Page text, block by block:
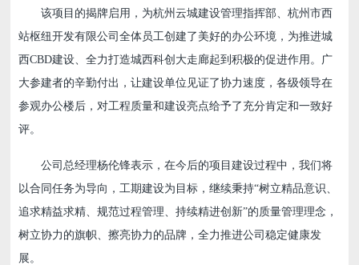
该项目的揭牌启用，为杭州云城建设管理指挥部、杭州市西
站枢纽开发有限公司全体员工创建了美好的办公环境，为推进城
西CBD建设、全力打造城西科创大走廊起到积极的促进作用。广
大参建者的辛勤付出，让建设单位见证了协力速度，各级领导在
参观办公楼后，对工程质量和建设亮点给予了充分肯定和一致好
评。
公司总经理杨伦锋表示，在今后的项目建设过程中，我们将
以合同任务为导向，工期建设为目标，继续秉持“树立精品意识、
追求精益求精、规范过程管理、持续精进创新”的质量管理理念，
树立协力的旗帜、擦亮协力的品牌，全力推进公司稳定健康发
展。